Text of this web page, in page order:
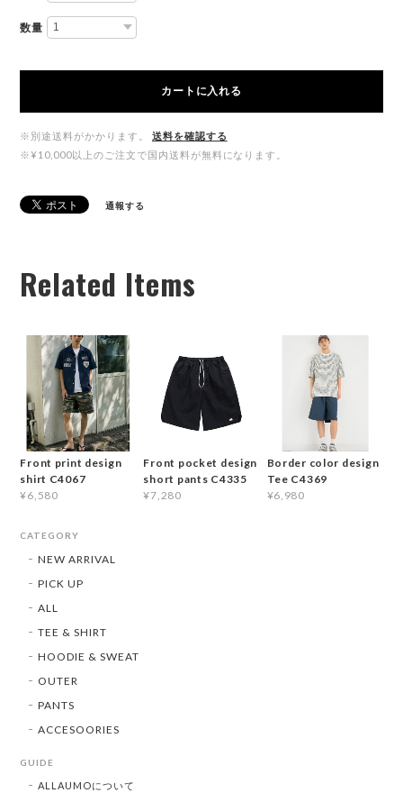
数量
カートに入れる
※別途送料がかかります。
送料を確認する
※¥10,000以上のご注文で国内送料が無料になります。
通報する
Related Items
Front print design
shirt C4067
¥6,580
Front pocket design
short pants C4335
¥7,280
Border color design
Tee C4369
¥6,980
CATEGORY
NEW ARRIVAL
PICK UP
ALL
TEE & SHIRT
HOODIE & SWEAT
OUTER
PANTS
ACCESOORIES
GUIDE
ALLAUMOについて